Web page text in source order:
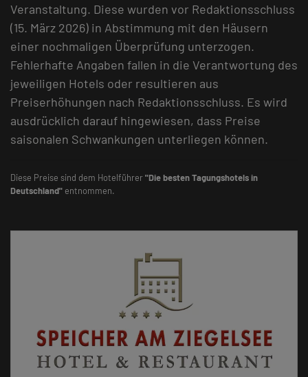
Veranstaltung. Diese wurden vor Redaktionsschluss
(15. März 2026) in Abstimmung mit den Häusern
einer nochmaligen Überprüfung unterzogen.
Fehlerhafte Angaben fallen in die Verantwortung des
jeweiligen Hotels oder resultieren aus
Preiserhöhungen nach Redaktionsschluss. Es wird
ausdrücklich darauf hingewiesen, dass Preise
saisonalen Schwankungen unterliegen können.
Diese Preise sind dem Hotelführer"Die besten Tagungshotels in
Deutschland" entnommen.